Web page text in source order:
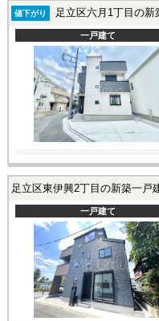
値下がり 足立区六月1丁目の新
一戸建て
足立区東伊興2丁目の新築一戸
一戸建て